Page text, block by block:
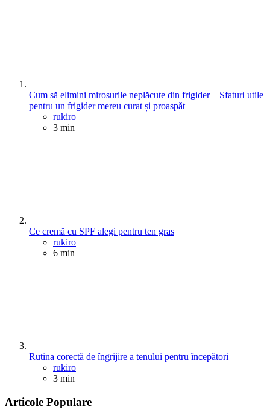
Cum să elimini mirosurile neplăcute din frigider – Sfaturi utile
pentru un frigider mereu curat și proaspăt
Posted
rukiro
3 min
Ce cremă cu SPF alegi pentru ten gras
Posted
rukiro
6 min
Rutina corectă de îngrijire a tenului pentru începători
Posted
rukiro
3 min
Articole Populare